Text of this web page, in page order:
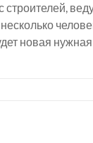
строителей,
новая